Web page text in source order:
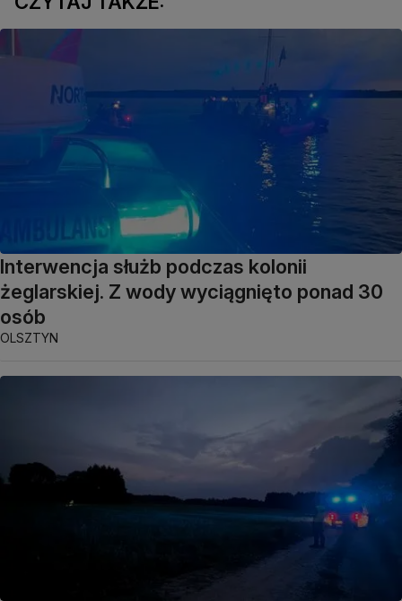
Interwencja służb podczas kolonii
żeglarskiej. Z wody wyciągnięto ponad 30
osób
OLSZTYN